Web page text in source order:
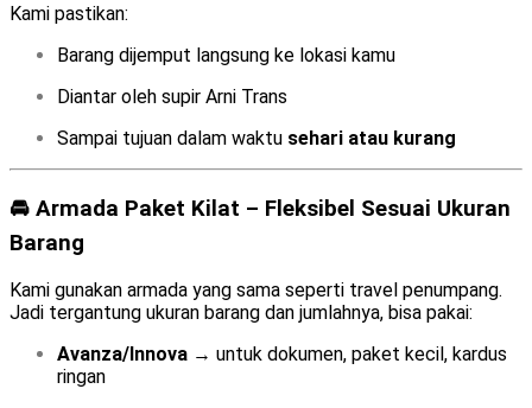
Kami pastikan:
Barang dijemput langsung ke lokasi kamu
Diantar oleh supir Arni Trans
Sampai tujuan dalam waktu sehari atau kurang
🚘 Armada Paket Kilat – Fleksibel Sesuai Ukuran
Barang
Kami gunakan armada yang sama seperti travel penumpang.
Jadi tergantung ukuran barang dan jumlahnya, bisa pakai:
Avanza/Innova → untuk dokumen, paket kecil, kardus
ringan